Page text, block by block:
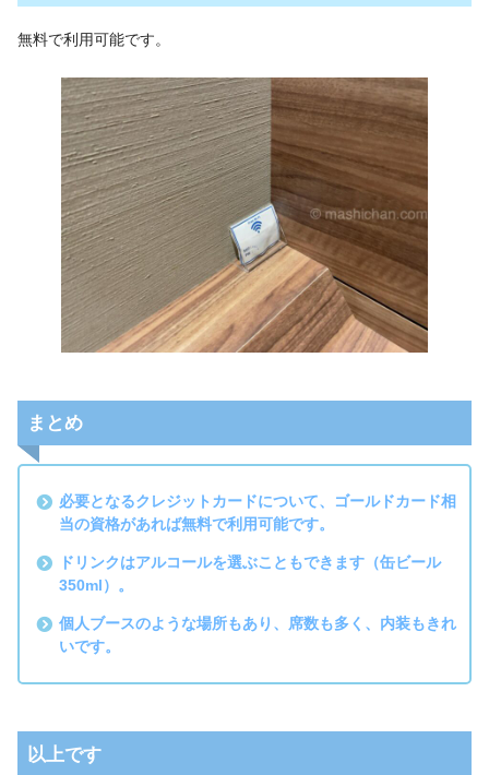
無料で利用可能です。
まとめ
必要となるクレジットカードについて、ゴールドカード相
当の資格があれば無料で利用可能です。
ドリンクはアルコールを選ぶこともできます（缶ビール
350ml）。
個人ブースのような場所もあり、席数も多く、内装もきれ
いです。
以上です